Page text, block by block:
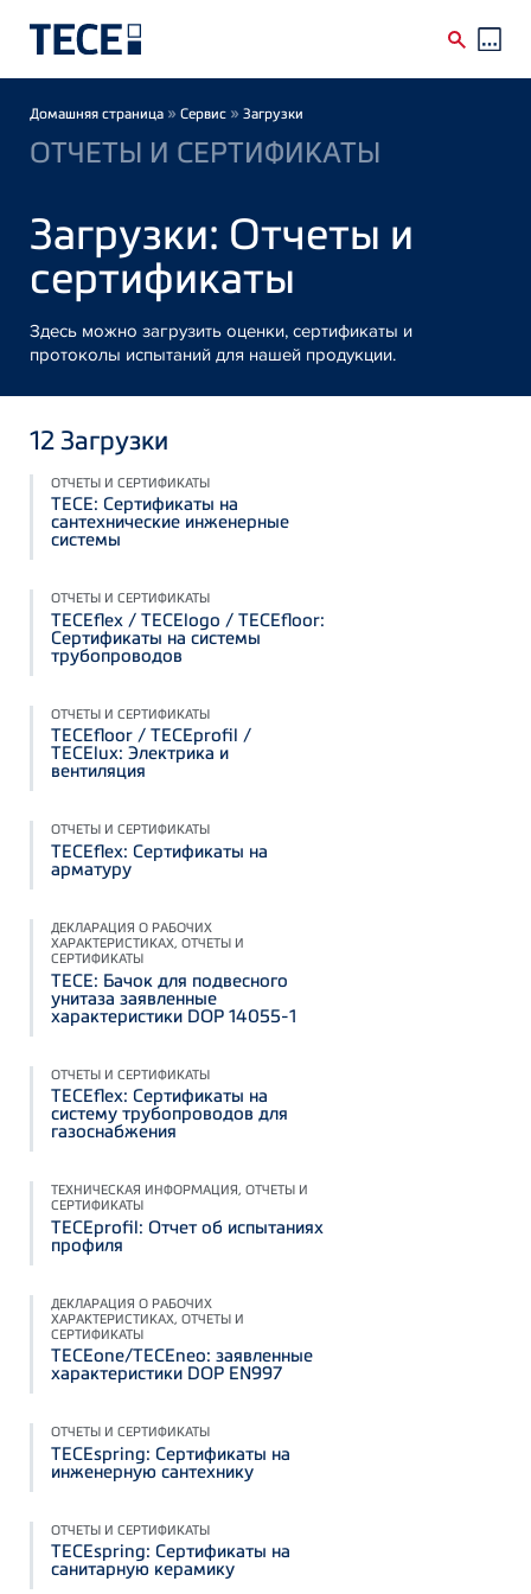
Breadcrumb
Домашняя страница » Сервис » Загрузки
ОТЧЕТЫ И СЕРТИФИКАТЫ
Загрузки: Отчеты и
сертификаты
Здесь можно загрузить оценки, сертификаты и
протоколы испытаний для нашей продукции.
12Загрузки
ОТЧЕТЫ И СЕРТИФИКАТЫ
TECE: Сертификаты на
сантехнические инженерные
системы
ОТЧЕТЫ И СЕРТИФИКАТЫ
TECEflex / TECElogo / TECEfloor:
Сертификаты на системы
трубопроводов
ОТЧЕТЫ И СЕРТИФИКАТЫ
TECEfloor / TECEprofil /
TECElux: Электрика и
вентиляция
ОТЧЕТЫ И СЕРТИФИКАТЫ
ТЕСЕflex: Сертификаты на
арматуру
ДЕКЛАРАЦИЯ О РАБОЧИХ
ХАРАКТЕРИСТИКАХ, ОТЧЕТЫ И
СЕРТИФИКАТЫ
TECE: Бачок для подвесного
унитаза заявленные
характеристики DOP 14055-1
ОТЧЕТЫ И СЕРТИФИКАТЫ
TECEflex: Сертификаты на
систему трубопроводов для
газоснабжения
ТЕХНИЧЕСКАЯ ИНФОРМАЦИЯ, ОТЧЕТЫ И
СЕРТИФИКАТЫ
TECEprofil: Отчет об испытаниях
профиля
ДЕКЛАРАЦИЯ О РАБОЧИХ
ХАРАКТЕРИСТИКАХ, ОТЧЕТЫ И
СЕРТИФИКАТЫ
TECEone/TECEneo: заявленные
характеристики DOP EN997
ОТЧЕТЫ И СЕРТИФИКАТЫ
TECEspring: Сертификаты на
инженерную сантехнику
ОТЧЕТЫ И СЕРТИФИКАТЫ
TECEspring: Сертификаты на
санитарную керамику